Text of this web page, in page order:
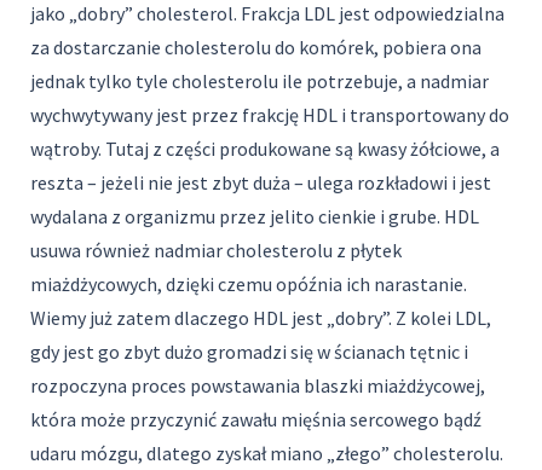
jako „dobry” cholesterol. Frakcja LDL jest odpowiedzialna
za dostarczanie cholesterolu do komórek, pobiera ona
jednak tylko tyle cholesterolu ile potrzebuje, a nadmiar
wychwytywany jest przez frakcję HDL i transportowany do
wątroby. Tutaj z części produkowane są kwasy żółciowe, a
reszta – jeżeli nie jest zbyt duża – ulega rozkładowi i jest
wydalana z organizmu przez jelito cienkie i grube. HDL
usuwa również nadmiar cholesterolu z płytek
miażdżycowych, dzięki czemu opóźnia ich narastanie.
Wiemy już zatem dlaczego HDL jest „dobry”. Z kolei LDL,
gdy jest go zbyt dużo gromadzi się w ścianach tętnic i
rozpoczyna proces powstawania blaszki miażdżycowej,
która może przyczynić zawału mięśnia sercowego bądź
udaru mózgu, dlatego zyskał miano „złego” cholesterolu.